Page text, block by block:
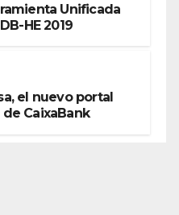
Unificada
HE 2019
el nuevo portal
CaixaBank